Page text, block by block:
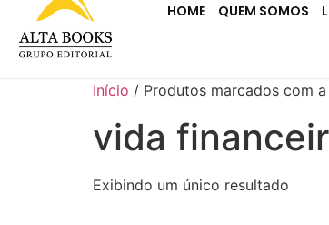
HOME QUEM SOMOS
Início / Produtos marcados com
vida
Exibindo um único resultado